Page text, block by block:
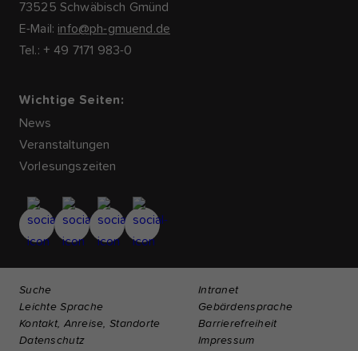
73525 Schwäbisch Gmünd
E-Mail: info@ph-gmuend.de
Tel.: + 49 7171 983-0
Wichtige Seiten:
News
Veranstaltungen
Vorlesungszeiten
Suche
Intranet
Leichte Sprache
Gebärdensprache
Kontakt, Anreise, Standorte
Barrierefreiheit
Datenschutz
Impressum